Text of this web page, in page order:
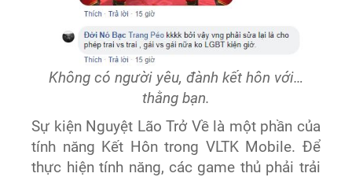
Không có người yêu, đành kết hôn với…
thằng bạn.
Sự kiện Nguyệt Lão Trở Về là một phần của
tính năng Kết Hôn trong VLTK Mobile. Để
thực hiện tính năng, các game thủ phải trải